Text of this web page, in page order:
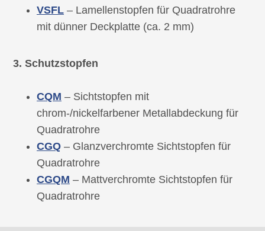
VSFL – Lamellenstopfen für Quadratrohre
mit dünner Deckplatte (ca. 2 mm)
3. Schutzstopfen
CQM – Sichtstopfen mit
chrom-/nickelfarbener Metallabdeckung für
Quadratrohre
CGQ – Glanzverchromte Sichtstopfen für
Quadratrohre
CGQM – Mattverchromte Sichtstopfen für
Quadratrohre